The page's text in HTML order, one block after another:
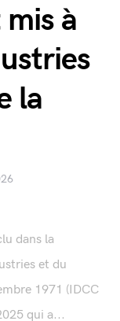
à
la
dans la
et du
1971 (IDCC
qui a...